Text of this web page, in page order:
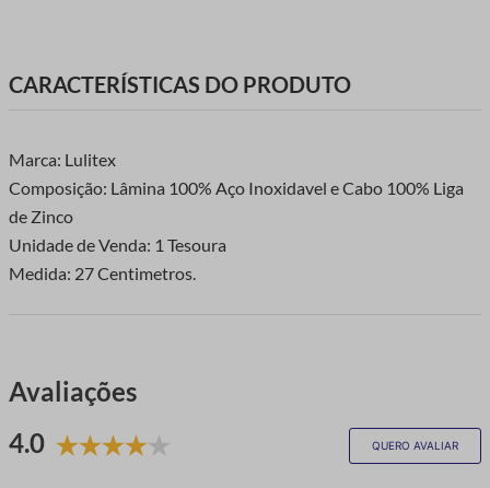
CARACTERÍSTICAS DO PRODUTO
Marca: Lulitex
Composição: Lâmina 100% Aço Inoxidavel e Cabo 100% Liga
de Zinco
Unidade de Venda: 1 Tesoura
Medida: 27 Centimetros.
Avaliações
4.0
QUERO AVALIAR